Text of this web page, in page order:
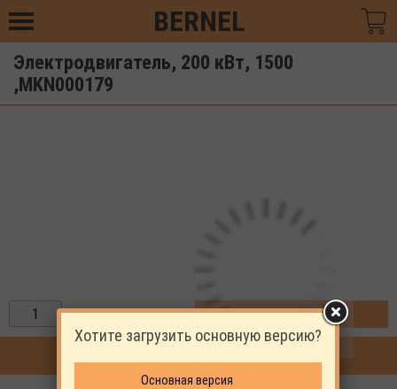
BERNEL
Электродвигатель, 200 кВт, 1500
,MKN000179
ЗАКАЗАТЬ
Хотите загрузить основную версию?
Основная версия